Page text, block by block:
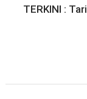
TERKINI :